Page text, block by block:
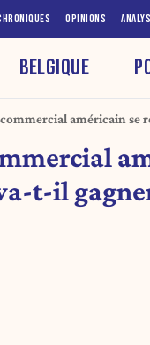
OPINIONS
BELGIQUE
américain se
t-il